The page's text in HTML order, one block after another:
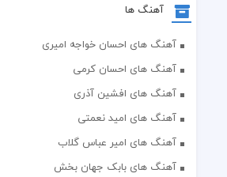
آهنگ ها
آهنگ های احسان خواجه امیری
آهنگ های احسان کرمی
آهنگ های افشین آذری
آهنگ های امید نعمتی
آهنگ های امیر عباس گلاب
آهنگ های بابک جهان بخش